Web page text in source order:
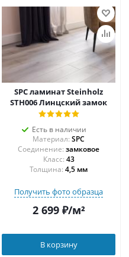
SPC ламинат Steinholz
STH006 Линцский замок
Есть в наличии
Материал: SPC
Соединение: замковое
43
Толщина: 4,5 мм
Получить фото образца
2 699₽/м²
В корзину